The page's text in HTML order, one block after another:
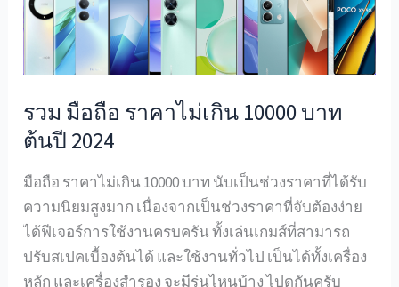
รวม มือถือ ราคาไม่เกิน 10000 บาท
ต้นปี 2024
มือถือ ราคาไม่เกิน 10000 บาท นับเป็นช่วงราคาที่ได้รับ
ความนิยมสูงมาก เนื่องจากเป็นช่วงราคาที่จับต้องง่าย
ได้ฟีเจอร์การใช้งานครบครัน ทั้งเล่นเกมส์ที่สามารถ
ปรับสเปคเบื้องต้นได้ และใช้งานทั่วไป เป็นได้ทั้งเครื่อง
หลัก และเครื่องสำรอง จะมีรุ่นไหนบ้าง ไปดูกันครับ
เกิน
10000
บาท
ปี
2024